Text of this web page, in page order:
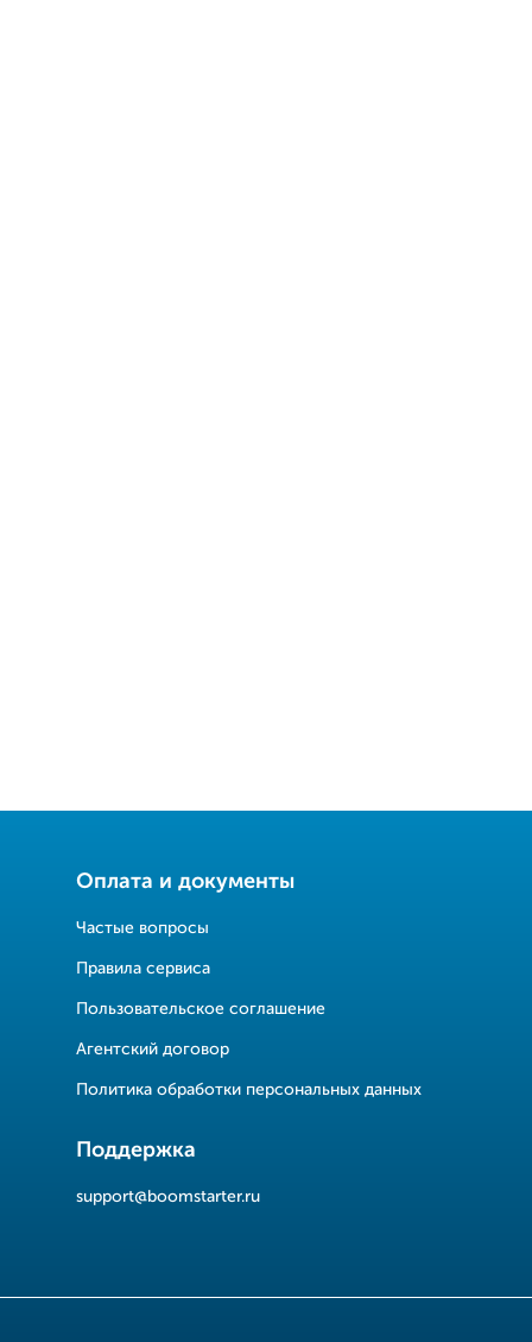
Оплата и документы
Частые вопросы
Правила сервиса
Пользовательское соглашение
Агентский договор
Политика обработки персональных данных
Поддержка
support@boomstarter.ru